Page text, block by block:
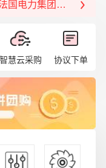
集团成功签约！
宏伟供应链收到来自法国电力集团感谢信
智慧云采购 协议下单